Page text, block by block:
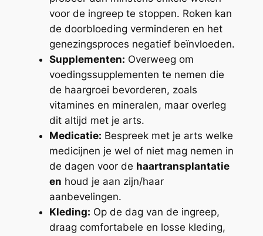
voor de ingreep te stoppen. Roken kan
de doorbloeding verminderen en het
genezingsproces negatief beïnvloeden.
Supplementen: Overweeg om
voedingssupplementen te nemen die
de haargroei bevorderen, zoals
vitamines en mineralen, maar overleg
dit altijd met je arts.
Medicatie: Bespreek met je arts welke
medicijnen je wel of niet mag nemen in
de dagen voor de haartransplantatie
en houd je aan zijn/haar
aanbevelingen.
Kleding: Op de dag van de ingreep,
draag comfortabele en losse kleding,